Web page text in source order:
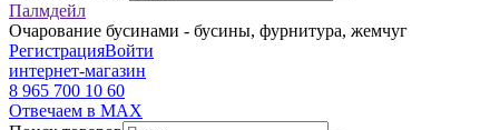
Палмдейл
Очарование бусинами - бусины, фурнитура, жемчуг
РегистрацияВойти
интернет-магазин
8 965 700 10 60
Отвечаем в MAX